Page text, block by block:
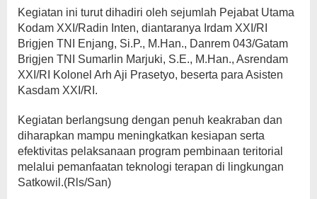
Kegiatan ini turut dihadiri oleh sejumlah Pejabat Utama
Kodam XXI/Radin Inten, diantaranya Irdam XXI/RI
Brigjen TNI Enjang, Si.P., M.Han., Danrem 043/Gatam
Brigjen TNI Sumarlin Marjuki, S.E., M.Han., Asrendam
XXI/RI Kolonel Arh Aji Prasetyo, beserta para Asisten
Kasdam XXI/RI.
Kegiatan berlangsung dengan penuh keakraban dan
diharapkan mampu meningkatkan kesiapan serta
efektivitas pelaksanaan program pembinaan teritorial
melalui pemanfaatan teknologi terapan di lingkungan
Satkowil.(Rls/San)